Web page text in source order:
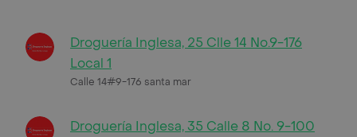
Droguería Inglesa, 25 Clle 14 No.9-176
Local 1
Calle 14#9-176 santa mar
Droguería Inglesa, 35 Calle 8 No. 9-100